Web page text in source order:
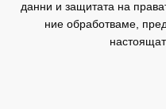
данни и защитата на
ние обработваме,